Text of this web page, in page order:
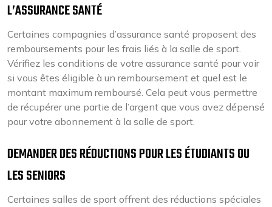
L’ASSURANCE SANTÉ
Certaines compagnies d’assurance santé proposent des
remboursements pour les frais liés à la salle de sport.
Vérifiez les conditions de votre assurance santé pour voir
si vous êtes éligible à un remboursement et quel est le
montant maximum remboursé. Cela peut vous permettre
de récupérer une partie de l’argent que vous avez dépensé
pour votre abonnement à la salle de sport.
DEMANDER DES RÉDUCTIONS POUR LES ÉTUDIANTS OU
LES SENIORS
Certaines salles de sport offrent des réductions spéciales